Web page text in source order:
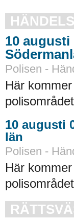
10 augusti
Polisen -
Här
10 augusti
län
Polisen -
Här